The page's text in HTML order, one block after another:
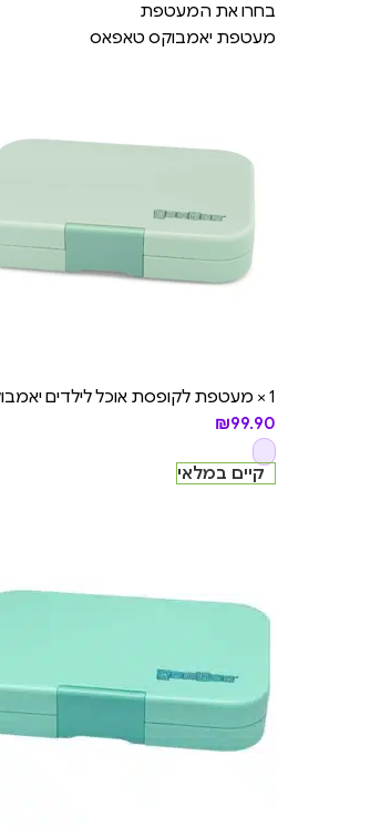
בחרו את המעטפת
מעטפת יאמבוקס טאפאס
1 × מעטפת לקופסת אוכל לילדים יאמבוקס טאפאס – (רק החלק החיצוני) - Pistachio Green
₪99.90
קיים במלאי